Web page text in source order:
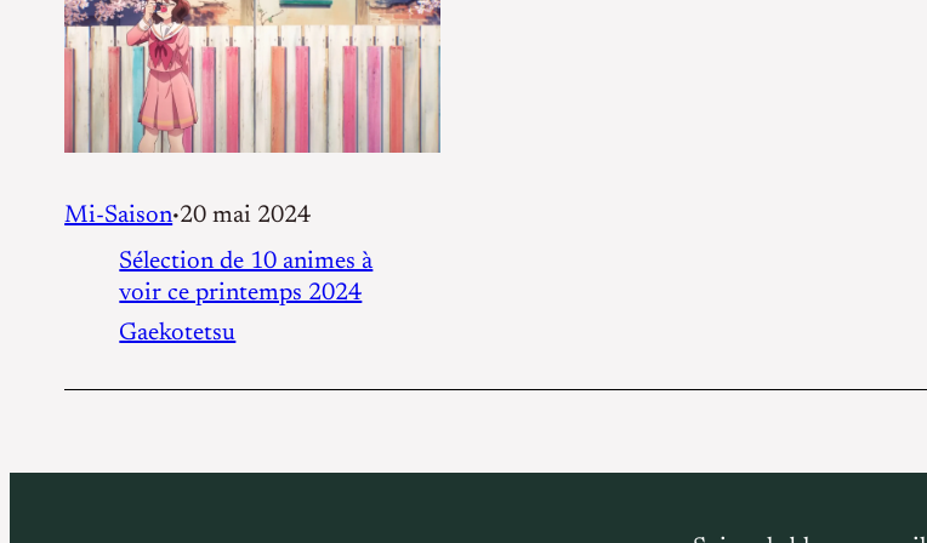
Mi-Saison•20 mai 2024
Sélection de 10 animes à
voir ce printemps 2024
Gaekotetsu